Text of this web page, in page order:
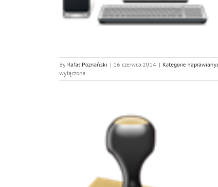
By Rafał Poznański | 16 czerwca 2014 | Kategorie
wyłączona